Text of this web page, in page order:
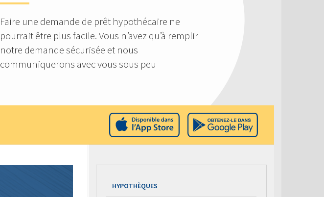
Faire une demande de prêt hypothécaire ne
pourrait être plus facile. Vous n’avez qu’à remplir
notre demande sécurisée et nous
communiquerons avec vous sous peu
HYPOTHÈQUES